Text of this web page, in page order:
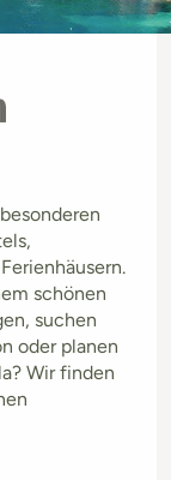
schönen
suchen
oder planen
Wir finden